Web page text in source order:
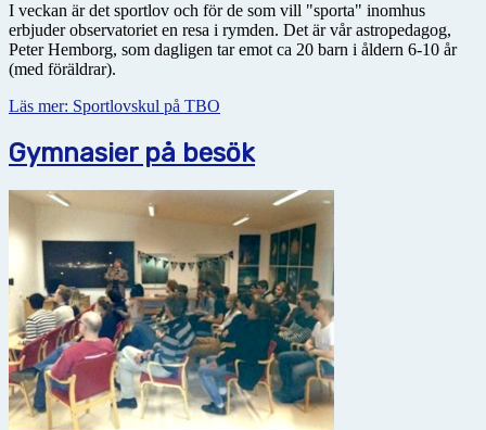
I veckan är det sportlov och för de som vill "sporta" inomhus
erbjuder observatoriet en resa i rymden. Det är vår astropedagog,
Peter Hemborg, som dagligen tar emot ca 20 barn i åldern 6-10 år
(med föräldrar).
Läs mer: Sportlovskul på TBO
Gymnasier på besök